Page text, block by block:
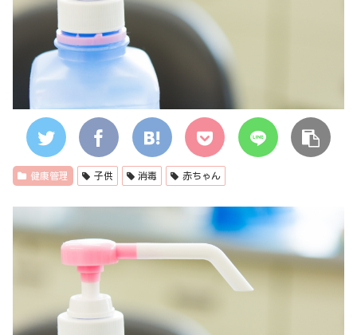
健康管理 子供 消毒 赤ちゃん